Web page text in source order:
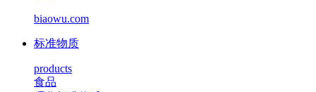
biaowu.com
标准物质
products
食品